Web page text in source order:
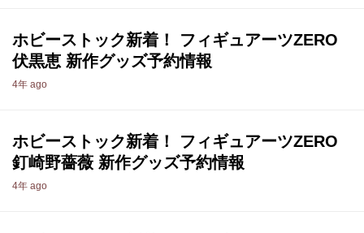
ホビーストック新着！ フィギュアーツZERO
伏黒恵 新作グッズ予約情報
4年 ago
ホビーストック新着！ フィギュアーツZERO
釘崎野薔薇 新作グッズ予約情報
4年 ago